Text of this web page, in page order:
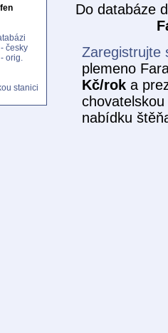
česky
orig.
stanici
Do databáze
Zaregistrujte
plemeno
Kč/rok a
nabídku